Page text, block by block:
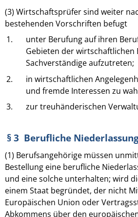
(3) Wirtschaftsprüfer sind weiter
bestehenden Vorschriften befugt
1.
unter Berufung auf ihren
Gebieten der wirtschaftlichen
Sachverständige aufzutreten;
2.
in wirtschaftlichen
und fremde Interessen zu
3.
zur treuhänderischen
§ 3 Berufliche
(1) Berufsangehörige müssen
Bestellung eine berufliche
und eine solche unterhalten; wird
einem Staat begründet, der nicht
Europäischen Union oder
Abkommens über den